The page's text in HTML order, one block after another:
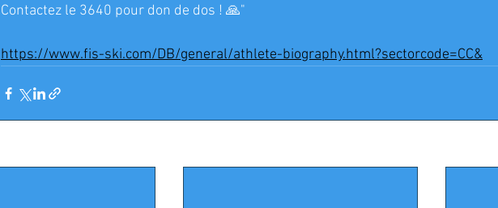
Contactez le 3640 pour don de dos ! 🙏"
https://www.fis-ski.com/DB/general/athlete-biography.html?sectorcode=CC&